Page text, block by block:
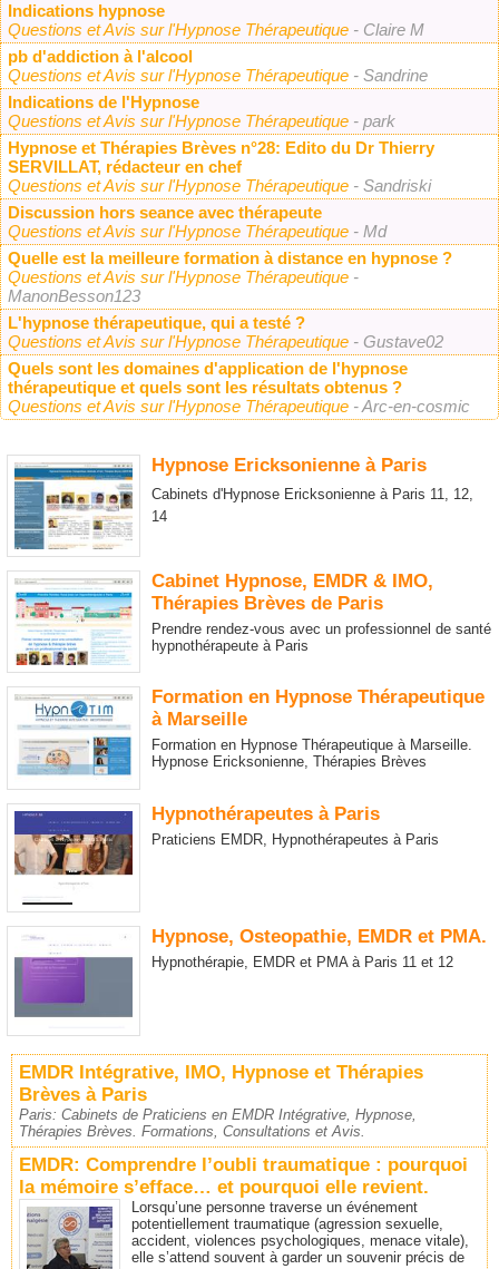
Indications hypnose
Questions et Avis sur l'Hypnose Thérapeutique - Claire M
pb d'addiction à l'alcool
Questions et Avis sur l'Hypnose Thérapeutique - Sandrine
Indications de l'Hypnose
Questions et Avis sur l'Hypnose Thérapeutique - park
Hypnose et Thérapies Brèves n°28: Edito du Dr Thierry
SERVILLAT, rédacteur en chef
Questions et Avis sur l'Hypnose Thérapeutique - Sandriski
Discussion hors seance avec thérapeute
Questions et Avis sur l'Hypnose Thérapeutique - Md
Quelle est la meilleure formation à distance en hypnose ?
Questions et Avis sur l'Hypnose Thérapeutique -
ManonBesson123
L'hypnose thérapeutique, qui a testé ?
Questions et Avis sur l'Hypnose Thérapeutique - Gustave02
Quels sont les domaines d'application de l'hypnose
thérapeutique et quels sont les résultats obtenus ?
Questions et Avis sur l'Hypnose Thérapeutique - Arc-en-cosmic
Hypnose Ericksonienne à Paris
Cabinets d'Hypnose Ericksonienne à Paris 11, 12,
14
Cabinet Hypnose, EMDR & IMO,
Thérapies Brèves de Paris
Prendre rendez-vous avec un professionnel de santé
hypnothérapeute à Paris
Formation en Hypnose Thérapeutique
à Marseille
Formation en Hypnose Thérapeutique à Marseille.
Hypnose Ericksonienne, Thérapies Brèves
Hypnothérapeutes à Paris
Praticiens EMDR, Hypnothérapeutes à Paris
Hypnose, Osteopathie, EMDR et PMA.
Hypnothérapie, EMDR et PMA à Paris 11 et 12
EMDR Intégrative, IMO, Hypnose et Thérapies
Brèves à Paris
Paris: Cabinets de Praticiens en EMDR Intégrative, Hypnose,
Thérapies Brèves. Formations, Consultations et Avis.
EMDR: Comprendre l’oubli traumatique : pourquoi
la mémoire s’efface… et pourquoi elle revient.
Lorsqu’une personne traverse un événement
potentiellement traumatique (agression sexuelle,
accident, violences psychologiques, menace vitale),
elle s’attend souvent à garder un souvenir précis de